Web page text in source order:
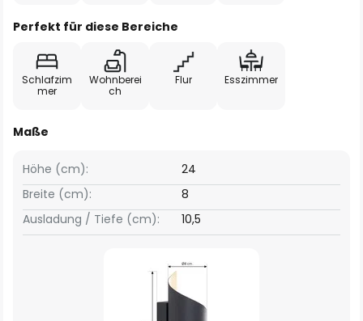
Perfekt für diese Bereiche
Schlafzim
mer
Wohnberei
ch
Flur Esszimmer
Maße
Breite (cm): 8
Höhe (cm): 24
Ausladung / Tiefe (cm): 10,5